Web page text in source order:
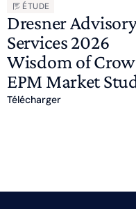
ÉTUDE
Dresner
Services 2026
Wisdom of
EPM Market
Télécharger